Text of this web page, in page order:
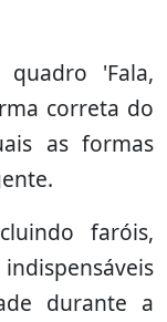
quadro 'Fala,
correta do
as formas
faróis,
durante a